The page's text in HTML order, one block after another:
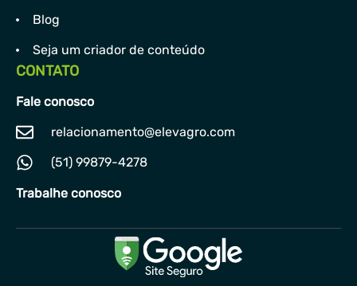
Blog
Seja um criador de conteúdo
CONTATO
Fale conosco
relacionamento@elevagro.com
(51) 99879-4278
Trabalhe conosco